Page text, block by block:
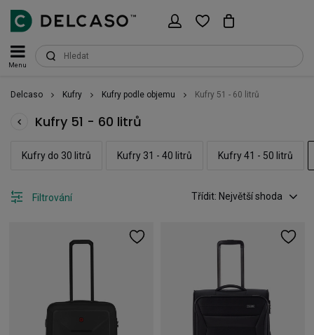
Menu
Delcaso Kufry Kufry podle objemu Kufry 51 - 60 litrů
Kufry 51 - 60 litrů
Kufry do 30 litrů Kufry 31 - 40 litrů Kufry 41 - 50 litrů
Třídit: Největší shoda
Filtrování